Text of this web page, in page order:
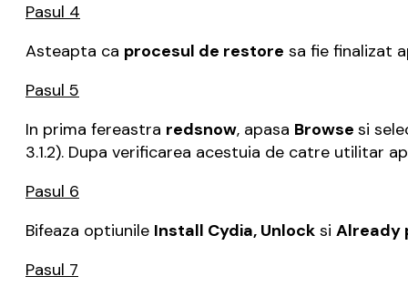
Pasul 4
Asteapta ca procesul de restore sa fie finalizat
Pasul 5
In prima fereastra redsnow, apasa Browse si
3.1.2). Dupa verificarea acestuia de catre utilitar
Pasul 6
Bifeaza optiunile Install Cydia, Unlock si Already
Pasul 7